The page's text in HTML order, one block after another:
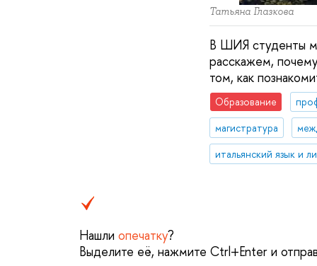
Татьяна Глазкова
В ШИЯ студенты
расскажем,
том, как
Образование
магистратура
итальянский язык и
Нашли опечатку?
Выделите её, нажмите Ctrl+Enter и